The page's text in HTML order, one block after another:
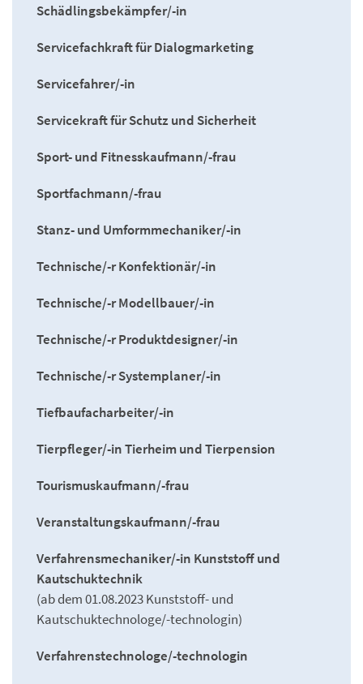
Schädlingsbekämpfer/-in
Servicefachkraft für Dialogmarketing
Servicefahrer/-in
Servicekraft für Schutz und Sicherheit
Sport- und Fitnesskaufmann/-frau
Sportfachmann/-frau
Stanz- und Umformmechaniker/-in
Technische/-r Konfektionär/-in
Technische/-r Modellbauer/-in
Technische/-r Produktdesigner/-in
Technische/-r Systemplaner/-in
Tiefbaufacharbeiter/-in
Tierpfleger/-in Tierheim und Tierpension
Tourismuskaufmann/-frau
Veranstaltungskaufmann/-frau
Verfahrensmechaniker/-in Kunststoff und
Kautschuktechnik
(ab dem 01.08.2023 Kunststoff- und
Kautschuktechnologe/-technologin)
Verfahrenstechnologe/-technologin